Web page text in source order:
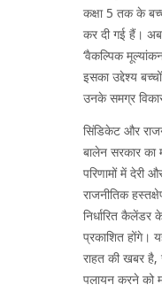
कक्षा 5 तक के
कर दी गई हैं।
‘वैकल्पिक
इसका उद्देश्य
उनके समग्र
सिंडिकेट और
बालेन सरकार का
परिणामों में देरी
राजनीतिक
निर्धारित कैलेंडर
प्रकाशित होंगे।
राहत की खबर है,
पलायन करने को